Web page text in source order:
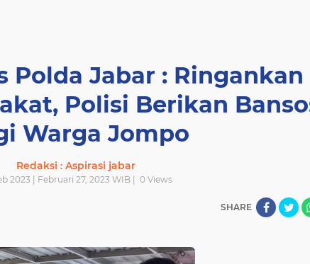
Polda Jabar : Ringankan
Polisi Berikan
Warga Jompo
Redaksi : Aspirasi jabar
2023 | Februari 27, 2023 WIB | 0 Views
SHARE